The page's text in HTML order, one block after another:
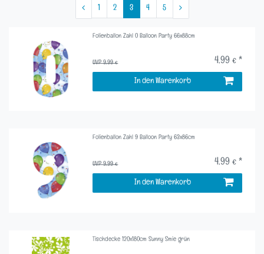
2 3 4 5
Folienballon Zahl 0 Balloon Party 66x88cm
UVP 9,99 € 4,99 € *
In den Warenkorb
Folienballon Zahl 9 Balloon Party 63x86cm
UVP 9,99 € 4,99 € *
In den Warenkorb
Tischdecke 120x180cm Sunny Smie grün